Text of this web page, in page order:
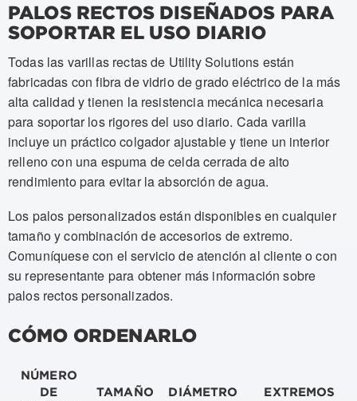
PALOS RECTOS DISEÑADOS PARA
SOPORTAR EL USO DIARIO
Todas las varillas rectas de Utility Solutions están
fabricadas con fibra de vidrio de grado eléctrico de la más
alta calidad y tienen la resistencia mecánica necesaria
para soportar los rigores del uso diario. Cada varilla
incluye un práctico colgador ajustable y tiene un interior
relleno con una espuma de celda cerrada de alto
rendimiento para evitar la absorción de agua.
Los palos personalizados están disponibles en cualquier
tamaño y combinación de accesorios de extremo.
Comuníquese con el servicio de atención al cliente o con
su representante para obtener más información sobre
palos rectos personalizados.
CÓMO ORDENARLO
NÚMERO
DE
TAMAÑO DIÁMETRO EXTREMOS